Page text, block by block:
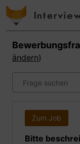
ändern)
Zum Job
Bitte